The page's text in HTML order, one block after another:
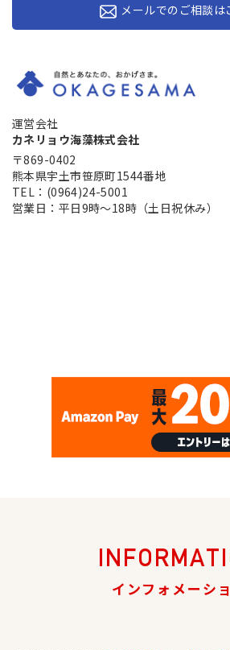
メールでのご相談は
運営会社
カネリョウ海藻株式会社
〒869-0402
熊本県宇土市笹原町1544番地
TEL：(0964)24-5001
営業日：平日9時～18時（土日祝休み）
インフォメーシ